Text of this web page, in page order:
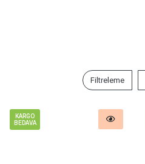
Filtreleme
KARGO
BEDAVA